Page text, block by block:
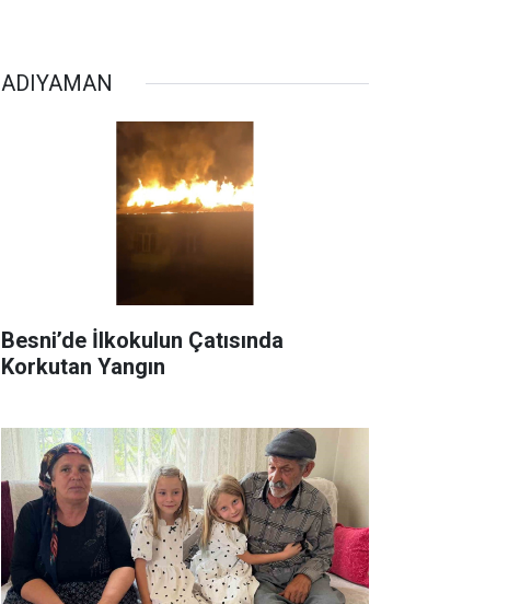
ADIYAMAN
Besni’de İlkokulun Çatısında
Korkutan Yangın